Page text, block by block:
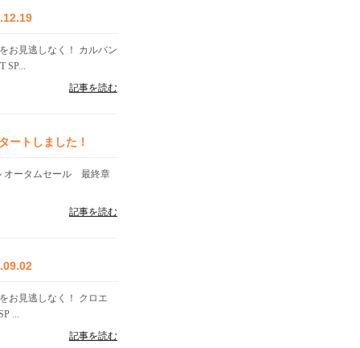
見逃しなく！ カルバン
SP...
記事を読む
トしました！
オータムセール 最終章
記事を読む
お見逃しなく！ クロエ
...
記事を読む